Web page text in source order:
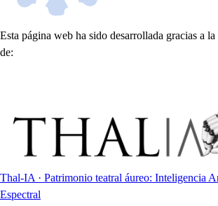
Esta página web ha sido desarrollada gracias a
de:
Thal-IA · Patrimonio teatral áureo: Inteligencia
Espectral